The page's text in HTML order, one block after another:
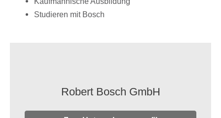
Studie­ren mit Bosch
Robert Bosch GmbH